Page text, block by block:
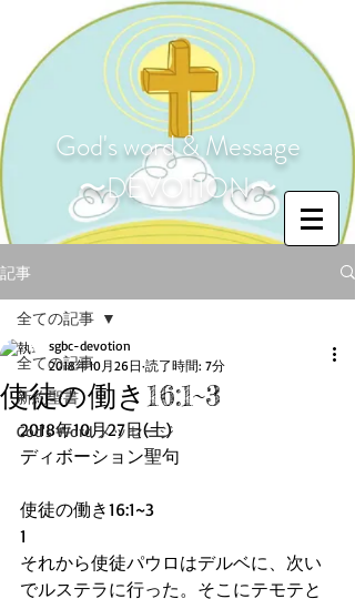
God's word & Message
〜DEVOTION〜
記事
全ての記事
新約聖書
God's Word メッセージ
全ての記事
使徒の働き16:1~3
sgbc-devotion
2018年10月26日 読了時間: 7分
2018年10月27日(土)
ディボーション聖句
使徒の働き16:1~3
1
それから使徒パウロはデルベに、次い
でルステラに行った。そこにテモテと